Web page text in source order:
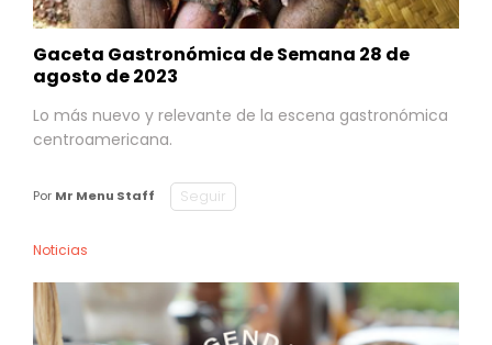
Gaceta Gastronómica de Semana 28 de
agosto de 2023
Lo más nuevo y relevante de la escena gastronómica
centroamericana.
Por Mr Menu Staff Seguir
Noticias